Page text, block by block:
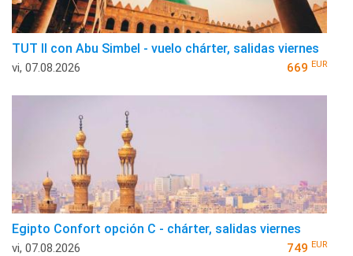
TUT II con Abu Simbel - vuelo chárter, salidas viernes
vi, 07.08.2026 669 EUR
Egipto Confort opción C - chárter, salidas viernes
vi, 07.08.2026 749 EUR